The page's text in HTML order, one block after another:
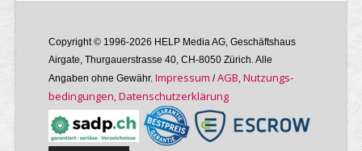
Copyright © 1996-2026 HELP Media AG, Geschäftshaus
Airgate, Thurgauer­strasse 40, CH-8050 Zürich. Alle
Angaben ohne Gewähr. Im­pres­sum /AGB, Nutzungs­
bedin­gungen, Daten­schutz­er­klärung